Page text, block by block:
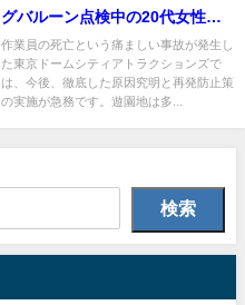
グバルーン点検中の20代女性作
業員が体を挟まれ死亡
作業員の死亡という痛ましい事故が発生し
た東京ドームシティアトラクションズで
は、今後、徹底した原因究明と再発防止策
の実施が急務です。遊園地は多...
検索